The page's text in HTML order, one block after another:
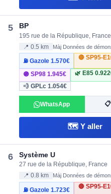
5 BP
195 rue de la République, France
📍 0.5 km Màj Données de
⛽ Gazole1.570€
🔴 SP95-
🟣 SP981.945€ 🌿 E85
💨 GPLc1.054€
WhatsApp
🗺️ Y aller
6 Système U
27 rue de la République, France
📍 0.8 km Màj Données de
⛽ Gazole1.723€
🔴 SP95-